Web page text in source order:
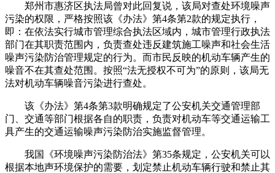
郑州市惠济区执法局曾对此回复说，该局对查处环境噪声
污染的权限，严格按照该《办法》第4条第2款的规定执行，
即：在依法实行城市管理综合执法区域内，城市管理行政执法
部门在其职责范围内，负责查处违反建筑施工噪声和社会生活
噪声污染防治管理规定的行为。而市民反映的机动车辆产生的
噪音不在其查处范围。按照“法无授权不可为”的原则，该局无
法对机动车辆噪音污染进行查处。
该《办法》第4条第3款明确规定了公安机关交通管理部
门、交通等部门根据各自的职责，负责对机动车等交通运输工
具产生的交通运输噪声污染防治实施监督管理。
我国《环境噪声污染防治法》第35条规定，公安机关可以
根据本地声环境保护的需要，划定禁止机动车辆行驶和禁止其